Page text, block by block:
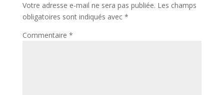
Votre adresse e-mail ne sera pas publiée. Les champs
obligatoires sont indiqués avec *
Commentaire *